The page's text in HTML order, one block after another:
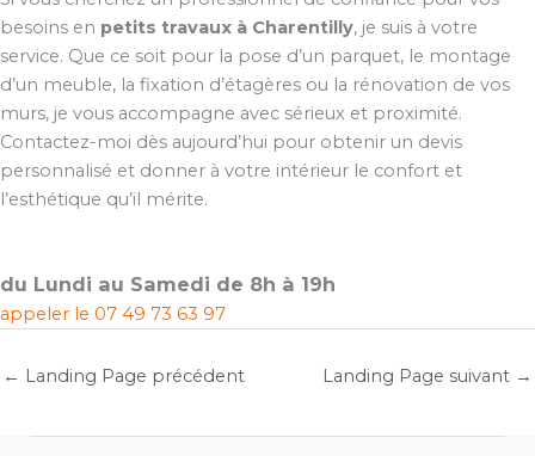
besoins en petits travaux à Charentilly, je suis à votre
service. Que ce soit pour la pose d’un parquet, le montage
d’un meuble, la fixation d’étagères ou la rénovation de vos
murs, je vous accompagne avec sérieux et proximité.
Contactez-moi dès aujourd’hui pour obtenir un devis
personnalisé et donner à votre intérieur le confort et
l’esthétique qu’il mérite.
du Lundi au Samedi de 8h à 19h
appeler le 07 49 73 63 97
← Landing Page précédent Landing Page suivant →